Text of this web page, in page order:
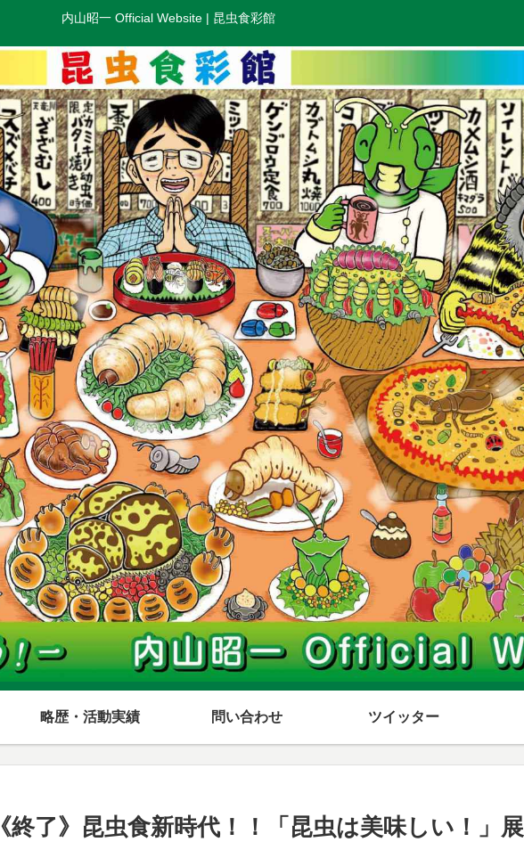
内山昭一 Official Website | 昆虫食彩館
略歴・活動実績 問い合わせ ツイッター
《終了》昆虫食新時代！！「昆虫は美味しい！」展